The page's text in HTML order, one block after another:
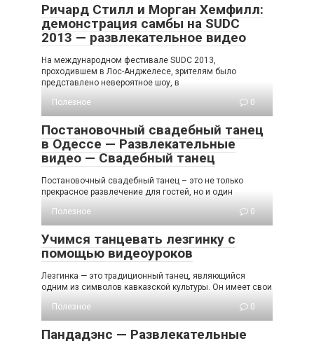
Ричард Стилл и Морган Хемфилл:
демонстрация самбы на SUDC
2013 — развлекательное видео
На международном фестивале SUDC 2013,
проходившем в Лос-Анджелесе, зрителям было
представлено невероятное шоу, в
Полезное
0
Постановочный свадебный танец
в Одессе — Развлекательные
видео — Свадебный танец
Постановочный свадебный танец – это не только
прекрасное развлечение для гостей, но и один
Полезное
0
Учимся танцевать лезгинку с
помощью видеоуроков
Лезгинка — это традиционный танец, являющийся
одним из символов кавказской культуры. Он имеет свои
Полезное
0
Пандадэнс — Развлекательные